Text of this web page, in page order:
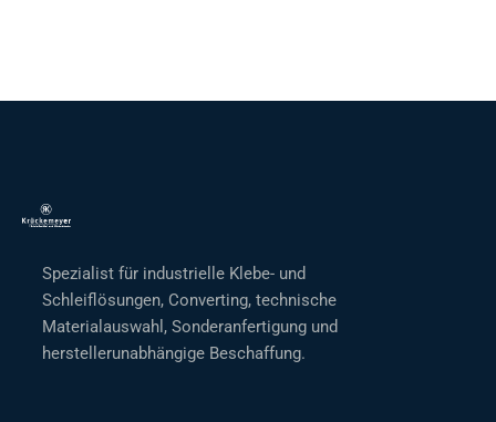
Spezialist für industrielle Klebe- und
Schleiflösungen, Converting, technische
Materialauswahl, Sonderanfertigung und
herstellerunabhängige Beschaffung.